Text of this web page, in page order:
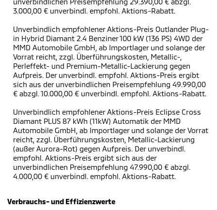
3.000,00 € unverbindl. empfohl. Aktions-Rabatt.
Unverbindlich empfohlener Aktions-Preis Outlander Plug-
in Hybrid Diamant 2.4 Benziner 100 kW (136 PS) 4WD der
MMD Automobile GmbH, ab Importlager und solange der
Vorrat reicht, zzgl. Überführungskosten, Metallic-,
Perleffekt- und Premium-Metallic-Lackierung gegen
Aufpreis. Der unverbindl. empfohl. Aktions-Preis ergibt
sich aus der unverbindlichen Preisempfehlung 49.990,00
€ abzgl. 10.000,00 € unverbindl. empfohl. Aktions-Rabatt.
Unverbindlich empfohlener Aktions-Preis Eclipse Cross
Diamant PLUS 87 kWh (11kW) Automatik der MMD
Automobile GmbH, ab Importlager und solange der Vorrat
reicht, zzgl. Überführungskosten, Metallic-Lackierung
(außer Aurora-Rot) gegen Aufpreis. Der unverbindl.
empfohl. Aktions-Preis ergibt sich aus der
unverbindlichen Preisempfehlung 47.990,00 € abzgl.
4.000,00 € unverbindl. empfohl. Aktions-Rabatt.
Verbrauchs- und Effizienzwerte